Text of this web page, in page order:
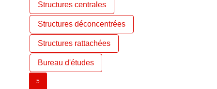
Structures centrales
Structures déconcentrées
Structures rattachées
Bureau d'études
5